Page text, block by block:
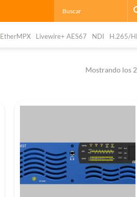
EtherMPX Livewire+ AES67 NDI H.265/
Mostrando los